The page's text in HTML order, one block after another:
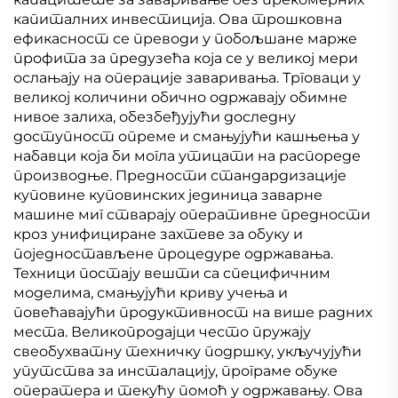
капиталних инвестиција. Ова трошковна
ефикасност се преводи у побољшане марже
профита за предузећа која се у великој мери
ослањају на операције заваривања. Трговаци у
великој количини обично одржавају обимне
нивое залиха, обезбеђујући доследну
доступност опреме и смањујући кашњења у
набавци која би могла утицати на распореде
производње. Предности стандардизације
куповине куповинских јединица заварне
машине миг стварају оперативне предности
кроз унифициране захтеве за обуку и
поједностављене процедуре одржавања.
Техници постају вешти са специфичним
моделима, смањујући криву учења и
повећавајући продуктивност на више радних
места. Великопродајци често пружају
свеобухватну техничку подршку, укључујући
упутства за инсталацију, програме обуке
оператера и текућу помоћ у одржавању. Ова